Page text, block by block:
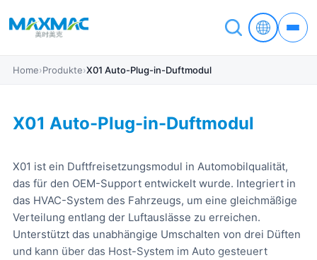
Home›Produkte›X01 Auto-Plug-in-Duftmodul
X01 Auto-Plug-in-Duftmodul
X01 ist ein Duftfreisetzungsmodul in Automobilqualität,
das für den OEM-Support entwickelt wurde. Integriert in
das HVAC-System des Fahrzeugs, um eine gleichmäßige
Verteilung entlang der Luftauslässe zu erreichen.
Unterstützt das unabhängige Umschalten von drei Düften
und kann über das Host-System im Auto gesteuert